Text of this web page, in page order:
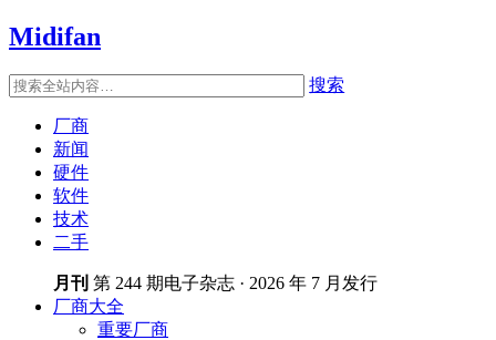
Midifan
搜索
厂商
新闻
硬件
软件
技术
二手
月刊 第 244 期电子杂志 · 2026 年 7 月发行
厂商大全
重要厂商